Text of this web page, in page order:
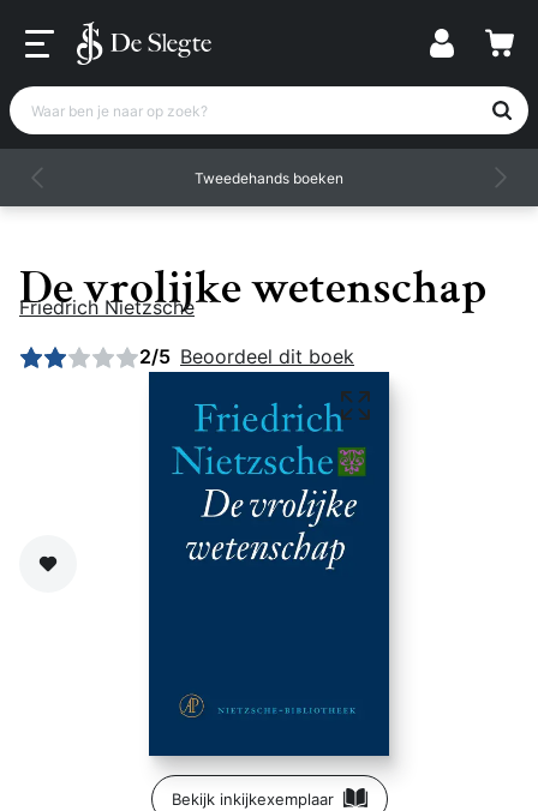
Waar ben je naar op zoek?
Tweedehands boeken
De vrolijke wetenschap
Friedrich Nietzsche
Gemiddelde beoordeling: 2 uit 5
2/5 Beoordeel dit boek
Bekijk inkijkexemplaar